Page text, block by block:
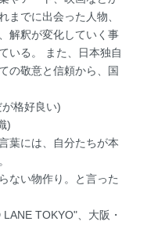
までに出会った人物、
解釈が変化していく事
いる。 また、日本独自
の敬意と信頼から、国
格好良い)
)
葉には、自分たちが本
ない物作り。と言った
TOKYO"、大阪・